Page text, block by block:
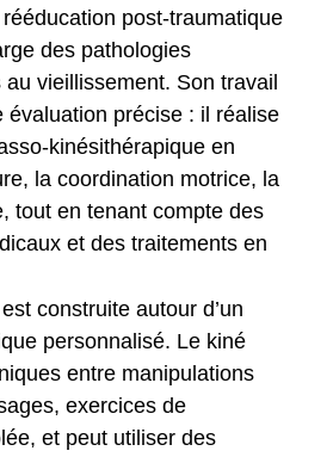
post-traumatique
des pathologies
vieillissement. Son travail
évaluation précise : il réalise
kinésithérapique en
la coordination motrice, la
tout en tenant compte des
et des traitements en
construite autour d’un
personnalisé. Le kiné
entre manipulations
exercices de
et peut utiliser des